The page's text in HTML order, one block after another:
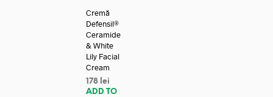
Cremă
Defensil®
Ceramide
& White
Lily Facial
Cream
178 lei
ADD TO